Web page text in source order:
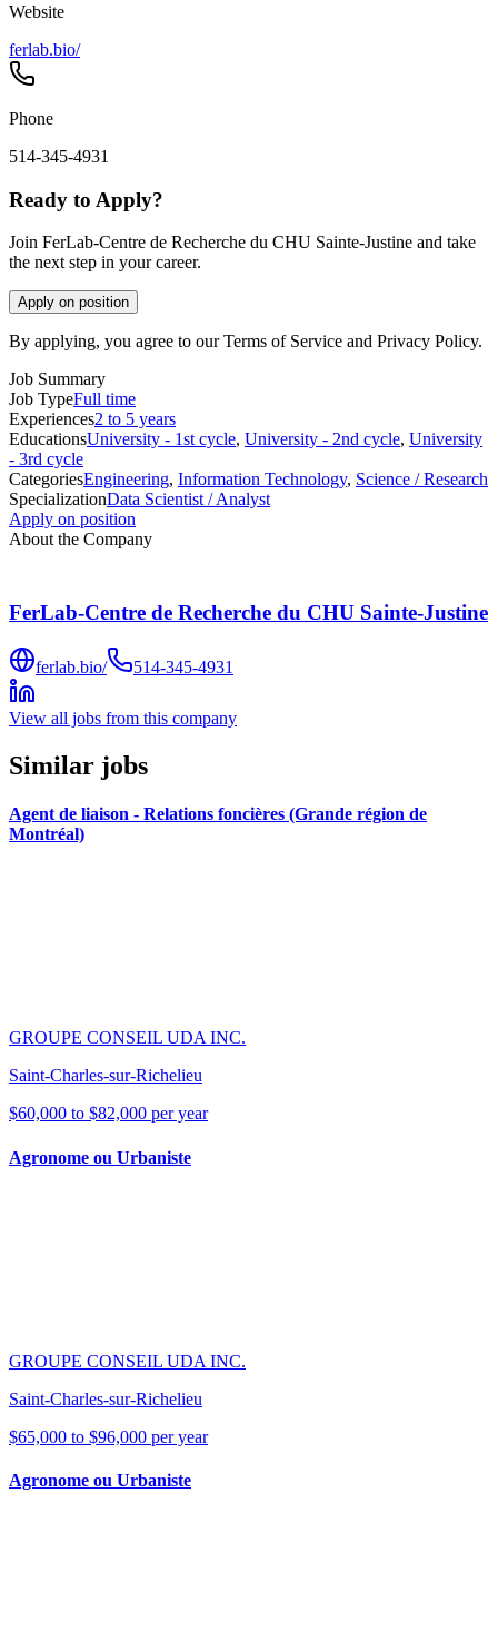
Website
ferlab.bio/
Phone
514-345-4931
Ready to Apply?
Join FerLab-Centre de Recherche du CHU Sainte-Justine and take
the next step in your career.
Apply on position
By applying, you agree to our Terms of Service and Privacy Policy.
Job Summary
Job TypeFull time
Experiences2 to 5 years
EducationsUniversity - 1st cycle, University - 2nd cycle, University
- 3rd cycle
CategoriesEngineering, Information Technology, Science / Research
SpecializationData Scientist / Analyst
Apply on position
About the Company
FerLab-Centre de Recherche du CHU Sainte-Justine
ferlab.bio/ 514-345-4931
View all jobs from this company
Similar jobs
Agent de liaison - Relations foncières (Grande région de
Montréal)
GROUPE CONSEIL UDA INC.
Saint-Charles-sur-Richelieu
$60,000 to $82,000 per year
Agronome ou Urbaniste
GROUPE CONSEIL UDA INC.
Saint-Charles-sur-Richelieu
$65,000 to $96,000 per year
Agronome ou Urbaniste